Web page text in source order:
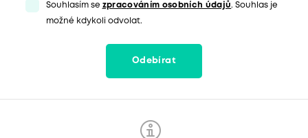
Souhlasím se zpracováním osobních údajů. Souhlas je
možné kdykoli odvolat.
Odebírat